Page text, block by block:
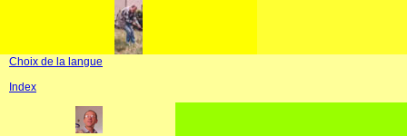
Choix de la langue
Index